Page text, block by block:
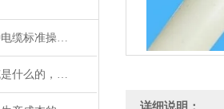
五分钟上手：特种电缆标准操作流程详解
还不知道特种电缆是什么的，请看这里！